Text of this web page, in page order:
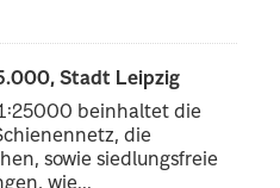
Stadt Leipzig
beinhaltet die
die
sowie siedlungsfreie
wie...